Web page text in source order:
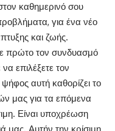
καθημερινό σου
για ένα νέο
και ζωής.
πρώτο τον συνδυασμό
επιλέξετε τον
αυτή καθορίζει το
μας για τα επόμενα
Είναι υποχρέωση